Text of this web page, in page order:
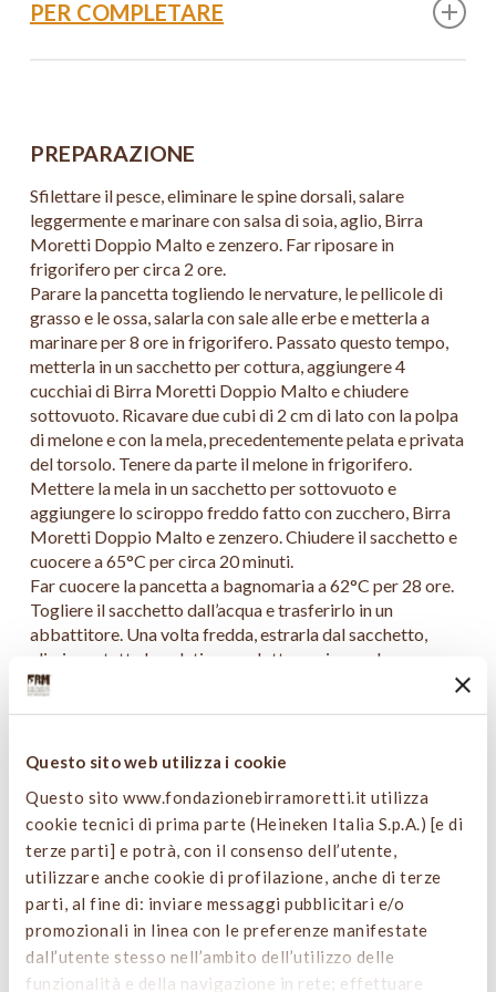
Questo sito web utilizza i cookie
Questo sito www.fondazionebirramoretti.it utilizza
cookie tecnici di prima parte (Heineken Italia S.p.A.) [e di
terze parti] e potrà, con il consenso dell’utente,
utilizzare anche cookie di profilazione, anche di terze
parti, al fine di: inviare messaggi pubblicitari e/o
promozionali in linea con le preferenze manifestate
dall’utente stesso nell’ambito dell’utilizzo delle
funzionalità e della navigazione in rete; effettuare
1 Foglia di kafir lime
PER COMPLETARE
PREPARAZIONE
Sfilettare il pesce, eliminare le spine dorsali, salare
leggermente e marinare con salsa di soia, aglio, Birra
Moretti Doppio Malto e zenzero. Far riposare in
frigorifero per circa 2 ore.
Parare la pancetta togliendo le nervature, le pellicole di
grasso e le ossa, salarla con sale alle erbe e metterla a
marinare per 8 ore in frigorifero. Passato questo tempo,
metterla in un sacchetto per cottura, aggiungere 4
cucchiai di Birra Moretti Doppio Malto e chiudere
sottovuoto. Ricavare due cubi di 2 cm di lato con la polpa
di melone e con la mela, precedentemente pelata e privata
del torsolo. Tenere da parte il melone in frigorifero.
Mettere la mela in un sacchetto per sottovuoto e
aggiungere lo sciroppo freddo fatto con zucchero, Birra
Moretti Doppio Malto e zenzero. Chiudere il sacchetto e
cuocere a 65°C per circa 20 minuti.
Far cuocere la pancetta a bagnomaria a 62°C per 28 ore.
Togliere il sacchetto dall’acqua e trasferirlo in un
abbattitore. Una volta fredda, estrarla dal sacchetto,
eliminare tutta la gelatina prodotta, asciugare bene e
tagliare dei rettangoli di circa 6 cm di lunghezza per 1 cm
Mettere il succo di melagrana e la Birra Moretti Doppio
sciropposa, raffreddare e aggiungere l’olio extravergine
d’oliva e il sale, mischiare leggermente e tenere da parte.
Mettere la mollica di pane in una padella e tostare a fuoco
basso, quando sarà croccante togliere dal fuoco, salare e
pepare. Aggiungere lo zenzero e l’olio extravergine d’oliva
e mischiare bene. Tenere da parte.
In un contenitore mettere la Birra Moretti Zero,
aggiungere la lecitina e la foglia di kafir tritata finemente